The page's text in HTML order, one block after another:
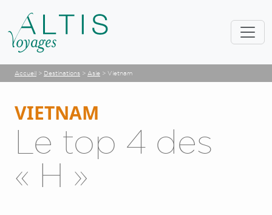
Accueil > Destinations > Asie > Vietnam
VIETNAM
Le top 4 des
« H »